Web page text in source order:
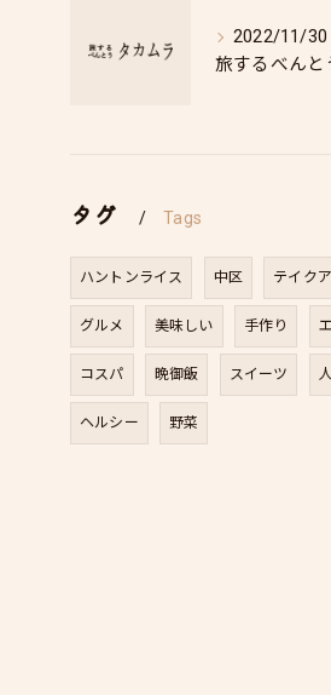
2022/11/30
タグ Tags
ハントンライス 中区 テイク
グルメ 美味しい 手作り
コスパ 晩御飯 スイーツ
ヘルシー 野菜